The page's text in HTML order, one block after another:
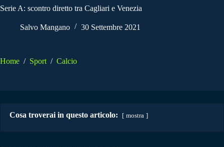
Serie A: scontro diretto tra Cagliari e Venezia
Salvo Mangano 30 Settembre 2021
Home / Sport / Calcio
Cosa troverai in questo articolo: mostra